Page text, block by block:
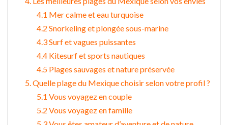
4.1 Mer calme et eau turquoise
4.2 Snorkeling et plongée sous-marine
4.3 Surf et vagues puissantes
4.4 Kitesurf et sports nautiques
4.5 Plages sauvages et nature préservée
5. Quelle plage du Mexique choisir selon votre profil ?
5.1 Vous voyagez en couple
5.2 Vous voyagez en famille